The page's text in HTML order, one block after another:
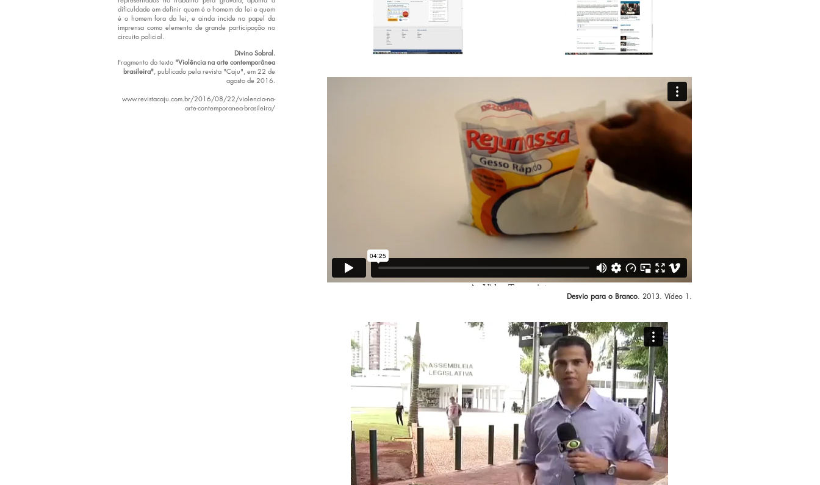
dificuldade em definir quem é o homem da lei e quem
é o homem fora da lei, e ainda incide no papel da
imprensa como elemento de grande participação no
circuito policial.
Divino Sobral.
Fragmento do texto "Violência na arte contemporânea
brasileira", publicado pela revista "Caju", em 22 de
agosto de 2016.
www.revistacaju.com.br/2016/08/22/violencia-na-
arte-contemporanea-brasileira/
Desvio para o Branco. 2013. Vídeo 1.